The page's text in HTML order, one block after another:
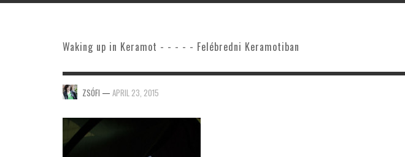
Waking up in Keramot - - - - - Felébredni Keramotiban
ZSÓFI — APRIL 23, 2015